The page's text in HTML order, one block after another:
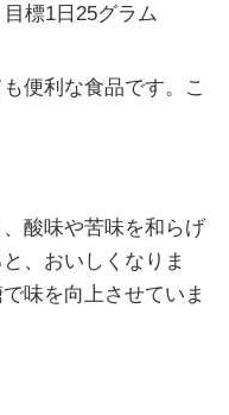
標1日25グラム
便利な食品です。こ
酸味や苦味を和らげ
、おいしくなりま
味を向上させていま